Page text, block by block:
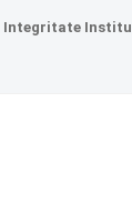
Integritate